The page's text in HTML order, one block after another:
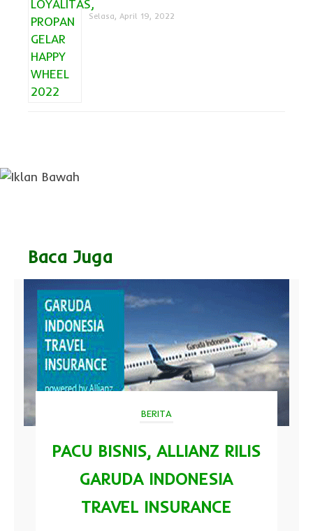
Selasa, April 19, 2022
Baca Juga
BERITA
PACU BISNIS, ALLIANZ RILIS
GARUDA INDONESIA
TRAVEL INSURANCE